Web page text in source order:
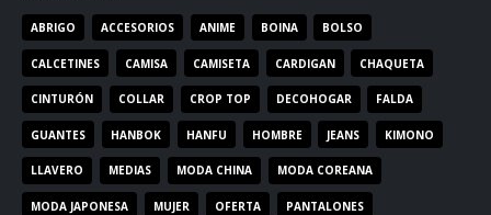
ABRIGO ACCESORIOS ANIME BOINA BOLSO
CALCETINES CAMISA CAMISETA CARDIGAN CHAQUETA
CINTURÓN COLLAR CROP TOP DECOHOGAR FALDA
GUANTES HANBOK HANFU HOMBRE JEANS KIMONO
LLAVERO MEDIAS MODA CHINA MODA COREANA
MODA JAPONESA MUJER OFERTA PANTALONES